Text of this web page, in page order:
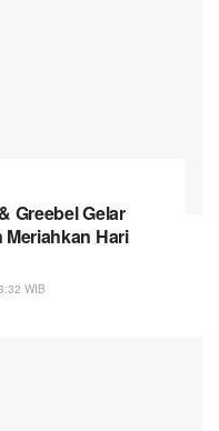
Greebel Gelar
Hari
WIB